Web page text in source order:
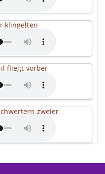
klingelten
fliegt vorbei
zweier